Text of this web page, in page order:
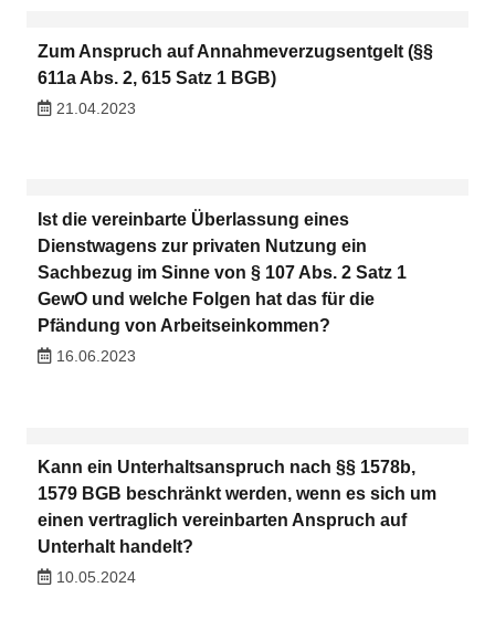
Zum Anspruch auf Annahmeverzugsentgelt (§§
611a Abs. 2, 615 Satz 1 BGB)
21.04.2023
Ist die vereinbarte Überlassung eines
Dienstwagens zur privaten Nutzung ein
Sachbezug im Sinne von § 107 Abs. 2 Satz 1
GewO und welche Folgen hat das für die
Pfändung von Arbeitseinkommen?
16.06.2023
Kann ein Unterhaltsanspruch nach §§ 1578b,
1579 BGB beschränkt werden, wenn es sich um
einen vertraglich vereinbarten Anspruch auf
Unterhalt handelt?
10.05.2024